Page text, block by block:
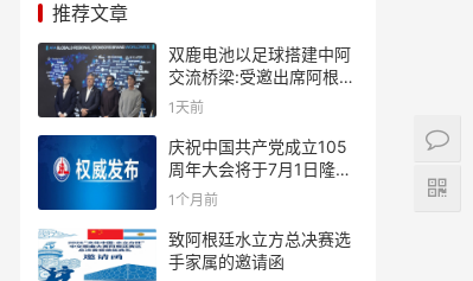
推荐文章
双鹿电池以足球搭建中阿
交流桥梁:受邀出席阿根廷
足协赞助商招待会！
1天前
庆祝中国共产党成立105
周年大会将于7月1日隆重
举行
1个月前
致阿根廷水立方总决赛选
手家属的邀请函